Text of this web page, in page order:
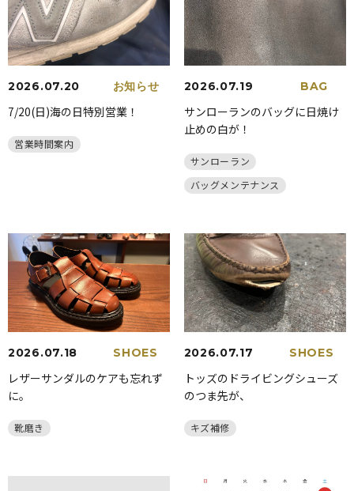
2026.07.20 お知らせ
7/20(日)海の日特別営業！
営業時間案内
2026.07.19 BAG
サンローランのバッグに日焼け
止めの白が！
サンローラン
バッグメンテナンス
2026.07.18 SHOES
レザーサンダルのケアも忘れず
に。
靴磨き
2026.07.17 SHOES
トッズのドライビングシューズ
のつま先が、
キズ補修